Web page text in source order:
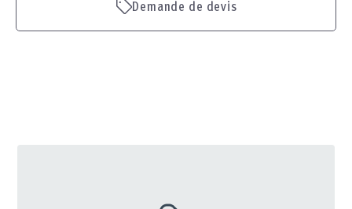
Demande de devis